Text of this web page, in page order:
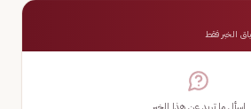
الخبر فقط
اسأل ما تريد عن هذا الخبر